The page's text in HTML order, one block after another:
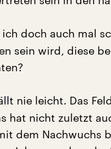
doch auch mal
sein wird, diese
nie leicht. Das
hat nicht zuletzt
dem Nachwuchs